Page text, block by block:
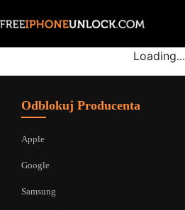
Loading...
Odblokuj Producenta
Apple
Google
Samsung